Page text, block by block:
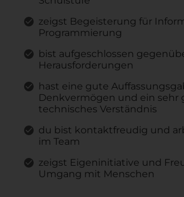
zeigst Begeisterung für
Programmierung
bist aufgeschlossen
Herausforderungen
hast eine gute
Denkvermögen und ein sehr
technisches Verständnis
du bist kontaktfreudig und
im Team
zeigst Eigeninitiative und
Umgang mit Menschen